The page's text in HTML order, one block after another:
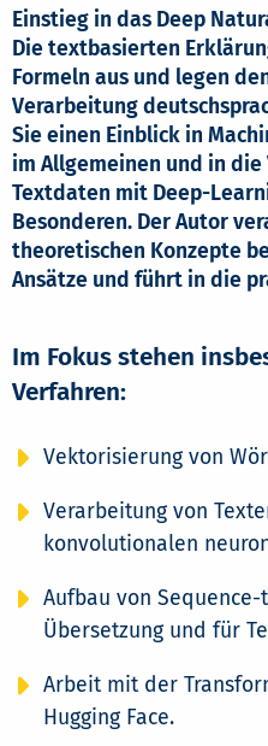
Einstieg in das Deep
Die textbasierten
Formeln aus und legen
Verarbeitung
Sie einen Einblick in
im Allgemeinen und in
Textdaten mit Deep-
Besonderen. Der Autor
theoretischen Konzepte
Ansätze und führt in die
Im Fokus stehen
Verfahren:
Vektorisierung von
Verarbeitung von
konvolutionalen
Aufbau von
Übersetzung und für
Arbeit mit der
Hugging Face.